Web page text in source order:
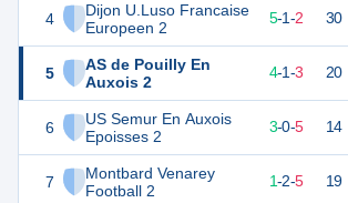
4
Dijon U.Luso Francaise
Europeen 2
5
AS de Pouilly En
Auxois 2
6
US Semur En Auxois
Epoisses 2
7
Montbard Venarey
Football 2
16 8 5-1-2 30
13 4-1-3 20
9 3-0-5 14
5 1-2-5 19